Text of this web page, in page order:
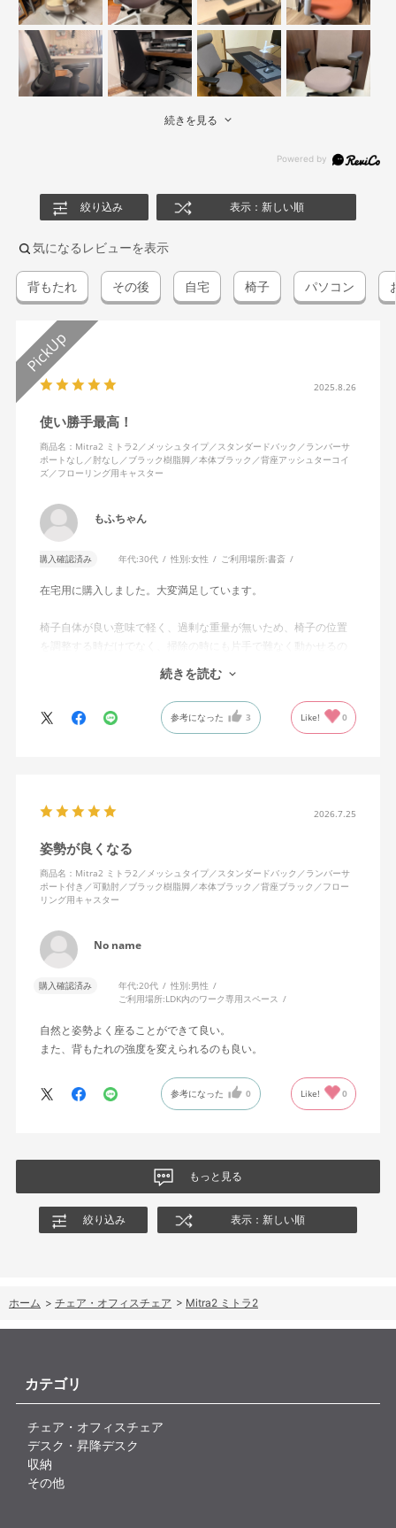
続きを見る
絞り込み 表示：新しい順
気になるレビューを表示
背もたれ その後 自宅 椅子 パソコン
2025.8.26
使い勝手最高！
商品名：Mitra2 ミトラ2／メッシュタイプ／スタンダードバック／ランバーサ
ポートなし／肘なし／ブラック樹脂脚／本体ブラック／背座アッシュターコイ
ズ／フローリング用キャスター
もふちゃん
購入確認済み 年代:30代 性別:女性 ご利用場所:書斎
在宅用に購入しました。大変満足しています。
椅子自体が良い意味で軽く、過剰な重量が無いため、椅子の位置
を調整する時だけでなく、掃除の時にも片手で難なく動かせるの
で、ストレスを感じません。
背中はメッシュ素材でハリがあり、沈み込みすぎないところが気
に入っています。色も画像通りのアッシュブルーで、部屋の差し
色になっています。
キャスターはフローリング用を選びました。とにかく動きが滑ら
思います。良い商品に巡り会えてとても嬉しいです。
続きを読む
参考になった 3 Like! 0
2026.7.25
姿勢が良くなる
商品名：Mitra2 ミトラ2／メッシュタイプ／スタンダードバック／ランバーサ
ポート付き／可動肘／ブラック樹脂脚／本体ブラック／背座ブラック／フロー
リング用キャスター
No name
購入確認済み 年代:20代 性別:男性
ご利用場所:LDK内のワーク専用スペース
自然と姿勢よく座ることができて良い。
また、背もたれの強度を変えられるのも良い。
参考になった 0 Like! 0
もっと見る
絞り込み 表示：新しい順
ホーム > チェア・オフィスチェア > Mitra2 ミトラ2
カテゴリ
チェア・オフィスチェア
デスク・昇降デスク
収納
その他